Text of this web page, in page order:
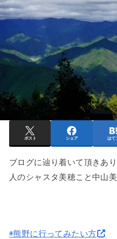
ポスト シェア はて
ブログに辿り着いて頂きあ
人のシャスタ美穂こと中山美
◉熊野に行ってみたい方